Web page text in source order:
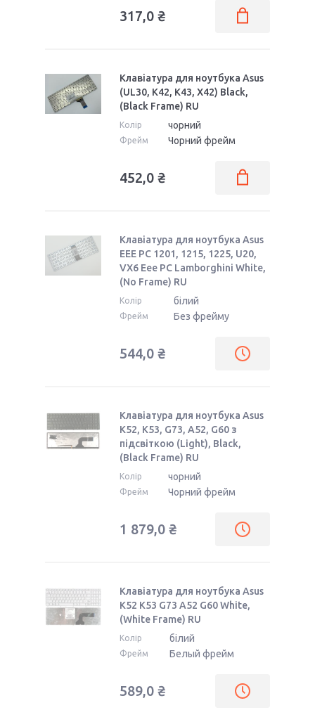
317,0 ₴
Клавіатура для ноутбука Asus
(UL30, K42, K43, X42) Black,
(Black Frame) RU
Колір чорний
Фрейм Чорний фрейм
452,0 ₴
Клавіатура для ноутбука Asus
EEE PC 1201, 1215, 1225, U20,
VX6 Eee PC Lamborghini White,
(No Frame) RU
Колір білий
Фрейм Без фрейму
544,0 ₴
Клавіатура для ноутбука Asus
K52, K53, G73, A52, G60 з
підсвіткою (Light), Black,
(Black Frame) RU
Колір чорний
Фрейм Чорний фрейм
1 879,0 ₴
Клавіатура для ноутбука Asus
K52 K53 G73 A52 G60 White,
(White Frame) RU
Колір білий
Фрейм Белый фрейм
589,0 ₴